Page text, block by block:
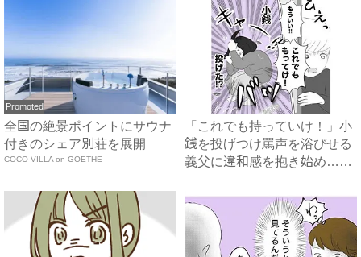
Promoted
全国の絶景ポイントにサウナ
付きのシェア別荘を展開
COCO VILLA on GOETHE
「これでも持っていけ！」小
銭を投げつけ罵声を浴びせる
義父に違和感を抱き始め…